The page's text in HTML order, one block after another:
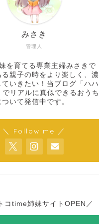
管理人
みさき
を育てる専業主婦みさきで
親子の時をより楽しく、濃
ていきたい！当ブログ「ハハ
でリアルに真似できるおうち
いて発信中です。
＼ Follow me ／
コtime姉妹サイトOPEN／